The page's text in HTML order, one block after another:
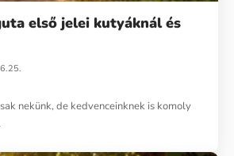
első jelei kutyáknál és
nekünk, de kedvenceinknek is komoly